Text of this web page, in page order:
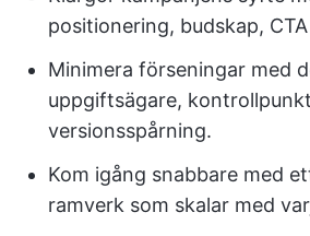
positionering, budskap,
Minimera förseningar med
uppgiftsägare,
versionsspårning.
Kom igång snabbare med
ramverk som skalar med